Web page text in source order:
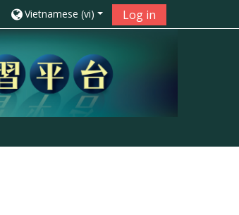
Vietnamese ‎(vi)‎ Log in